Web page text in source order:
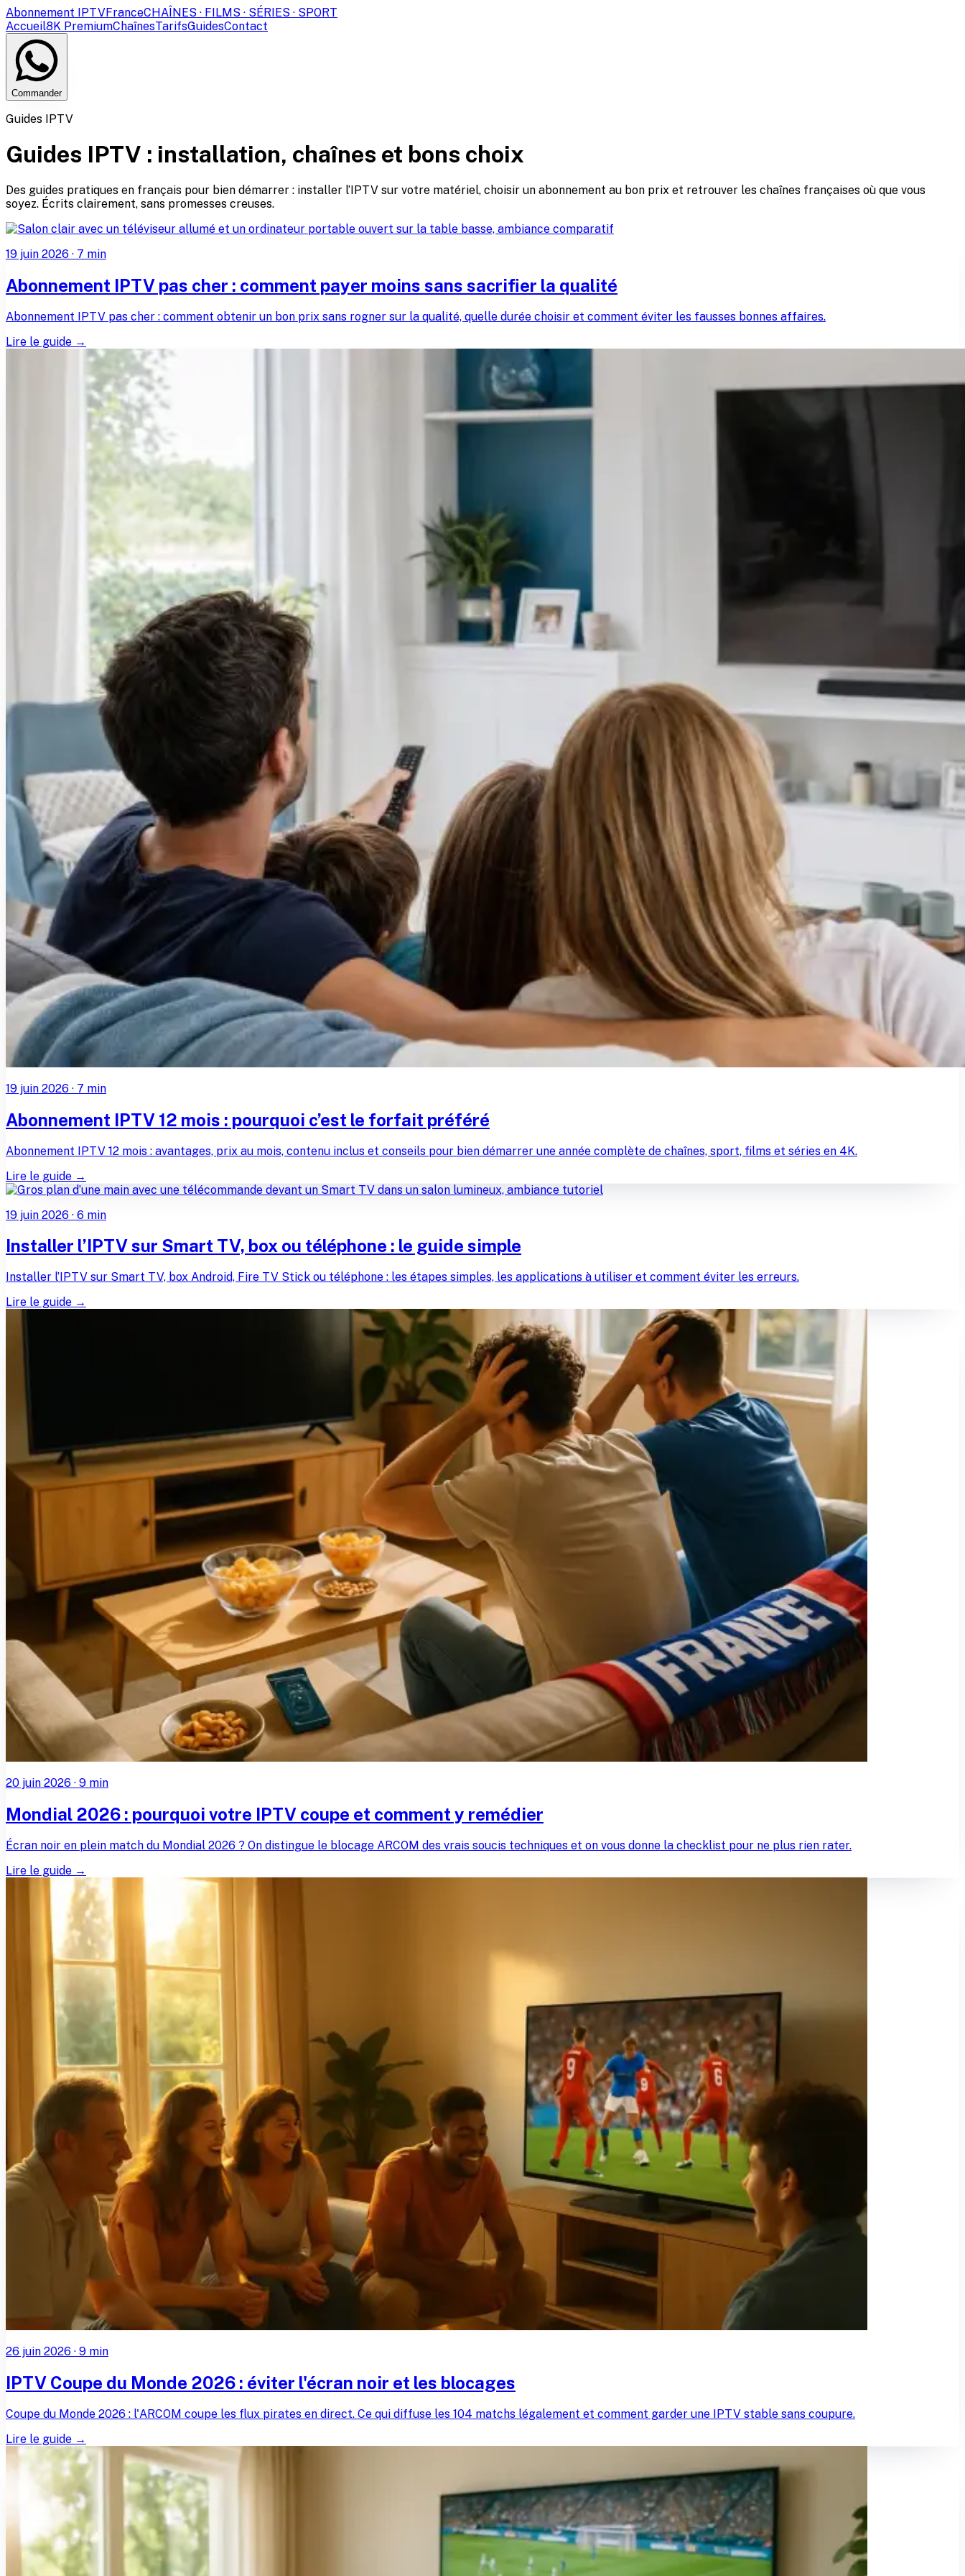
Abonnement IPTVFranceCHAÎNES · FILMS · SÉRIES · SPORT
Accueil8K PremiumChaînesTarifsGuidesContact
Commander
Guides IPTV
Guides IPTV : installation, chaînes et bons choix
Des guides pratiques en français pour bien démarrer : installer l’IPTV sur votre matériel, choisir un abonnement au bon prix et retrouver les chaînes françaises où que vous
soyez. Écrits clairement, sans promesses creuses.
19 juin 2026 · 7 min
Abonnement IPTV pas cher : comment payer moins sans sacrifier la qualité
Abonnement IPTV pas cher : comment obtenir un bon prix sans rogner sur la qualité, quelle durée choisir et comment éviter les fausses bonnes affaires.
Lire le guide →
19 juin 2026 · 7 min
Abonnement IPTV 12 mois : pourquoi c’est le forfait préféré
Abonnement IPTV 12 mois : avantages, prix au mois, contenu inclus et conseils pour bien démarrer une année complète de chaînes, sport, films et séries en 4K.
Lire le guide →
19 juin 2026 · 6 min
Installer l’IPTV sur Smart TV, box ou téléphone : le guide simple
Installer l’IPTV sur Smart TV, box Android, Fire TV Stick ou téléphone : les étapes simples, les applications à utiliser et comment éviter les erreurs.
Lire le guide →
20 juin 2026 · 9 min
Mondial 2026 : pourquoi votre IPTV coupe et comment y remédier
Écran noir en plein match du Mondial 2026 ? On distingue le blocage ARCOM des vrais soucis techniques et on vous donne la checklist pour ne plus rien rater.
Lire le guide →
26 juin 2026 · 9 min
IPTV Coupe du Monde 2026 : éviter l'écran noir et les blocages
Coupe du Monde 2026 : l'ARCOM coupe les flux pirates en direct. Ce qui diffuse les 104 matchs légalement et comment garder une IPTV stable sans coupure.
Lire le guide →